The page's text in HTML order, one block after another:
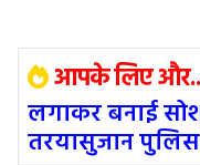
आपके लिए
लगाकर बनाई
तरयासुजान